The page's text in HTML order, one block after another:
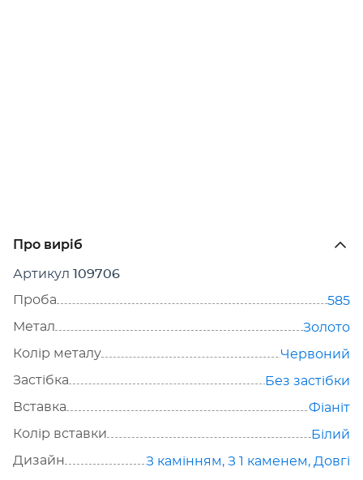
Про виріб
Артикул 109706
Проба
585
Метал
Золото
Колір металу
Червоний
Застібка
Без застібки
Вставка
Фіаніт
Колір вставки
Білий
Дизайн
З камінням, З 1 каменем, Довгі